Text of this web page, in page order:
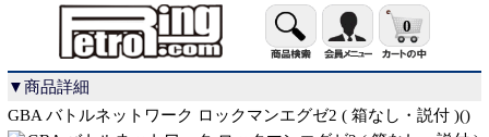
0
▼商品詳細
GBA バトルネットワーク ロックマンエグゼ2 ( 箱なし・説付 )()